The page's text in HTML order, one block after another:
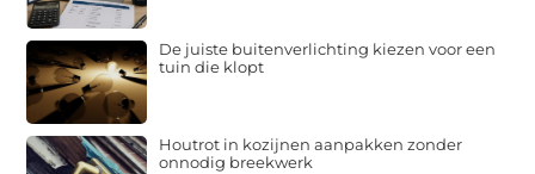
De juiste buitenverlichting kiezen voor een
tuin die klopt
Houtrot in kozijnen aanpakken zonder
onnodig breekwerk